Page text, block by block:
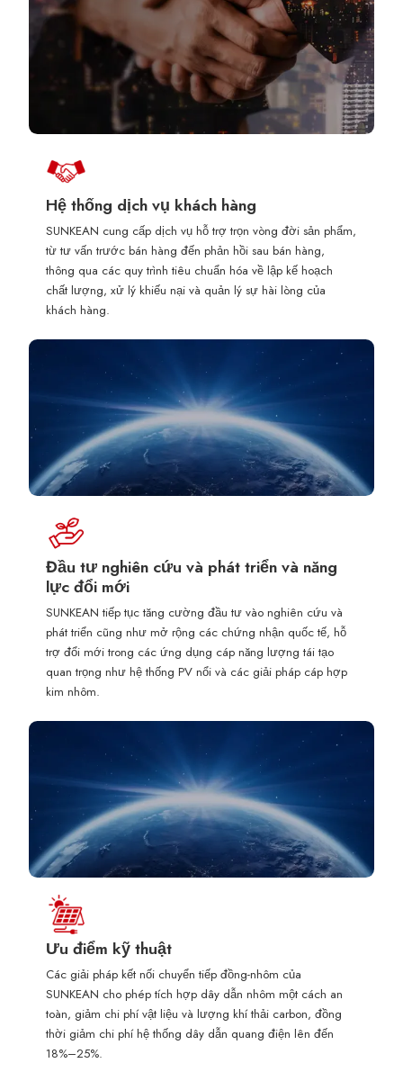
Hệ thống dịch vụ khách hàng
SUNKEAN cung cấp dịch vụ hỗ trợ trọn vòng đời sản phẩm,
từ tư vấn trước bán hàng đến phản hồi sau bán hàng,
thông qua các quy trình tiêu chuẩn hóa về lập kế hoạch
chất lượng, xử lý khiếu nại và quản lý sự hài lòng của
khách hàng.
Đầu tư nghiên cứu và phát triển và năng
lực đổi mới
SUNKEAN tiếp tục tăng cường đầu tư vào nghiên cứu và
phát triển cũng như mở rộng các chứng nhận quốc tế, hỗ
trợ đổi mới trong các ứng dụng cáp năng lượng tái tạo
quan trọng như hệ thống PV nổi và các giải pháp cáp hợp
kim nhôm.
Ưu điểm kỹ thuật
Các giải pháp kết nối chuyển tiếp đồng-nhôm của
SUNKEAN cho phép tích hợp dây dẫn nhôm một cách an
toàn, giảm chi phí vật liệu và lượng khí thải carbon, đồng
thời giảm chi phí hệ thống dây dẫn quang điện lên đến
18%–25%.